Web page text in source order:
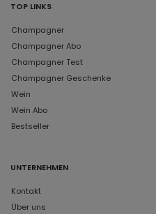
TOP LINKS
Champagner
Champagner Abo
Champagner Test
Champagner Geschenke
Wein
Wein Abo
Bestseller
UNTERNEHMEN
Kontakt
Über uns